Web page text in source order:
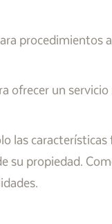
procedimientos
ofrecer un
las características
su propiedad.